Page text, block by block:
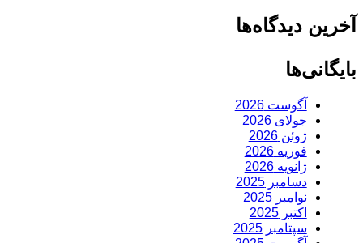
آخرین دیدگاه‌ها
بایگانی‌ها
آگوست 2026
جولای 2026
ژوئن 2026
فوریه 2026
ژانویه 2026
دسامبر 2025
نوامبر 2025
اکتبر 2025
سپتامبر 2025